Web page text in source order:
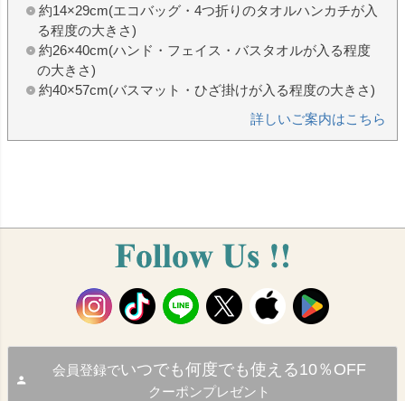
約14×29cm(エコバッグ・4つ折りのタオルハンカチが入
る程度の大きさ)
約26×40cm(ハンド・フェイス・バスタオルが入る程度
の大きさ)
約40×57cm(バスマット・ひざ掛けが入る程度の大きさ)
詳しいご案内はこちら
会員登録でいつでも何度でも使える10％OFF
クーポンプレゼント